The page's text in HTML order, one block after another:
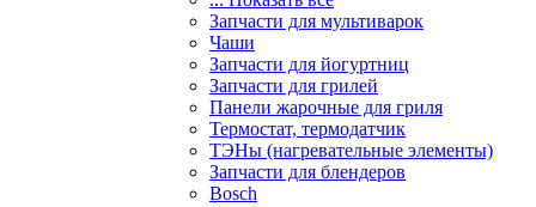
Запчасти для мультиварок
Чаши
Запчасти для йогуртниц
Запчасти для грилей
Панели жарочные для гриля
Термостат, термодатчик
ТЭНы (нагревательные элементы)
Запчасти для блендеров
Bosch